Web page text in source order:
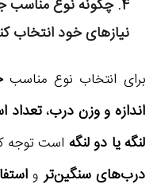
4. چگونه نوع مناسب
نیازهای خود انتخاب
برای انتخاب نوع مناسب
اندازه و وزن درب،تعداد
لنگه یا دو لنگه است توجه
درب‌های سنگین‌تر و